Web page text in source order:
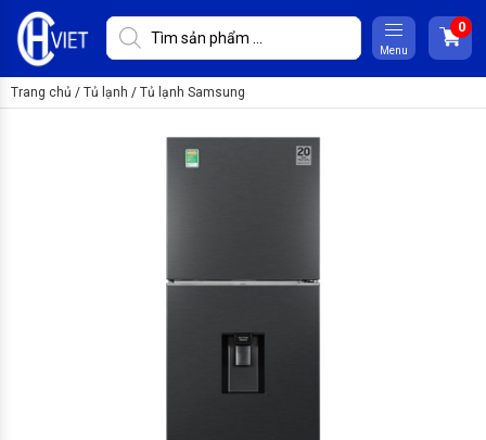
Menu
Trang chủ / Tủ lạnh / Tủ lạnh Samsung